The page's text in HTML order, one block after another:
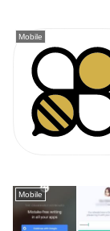
Mobile
Mobile